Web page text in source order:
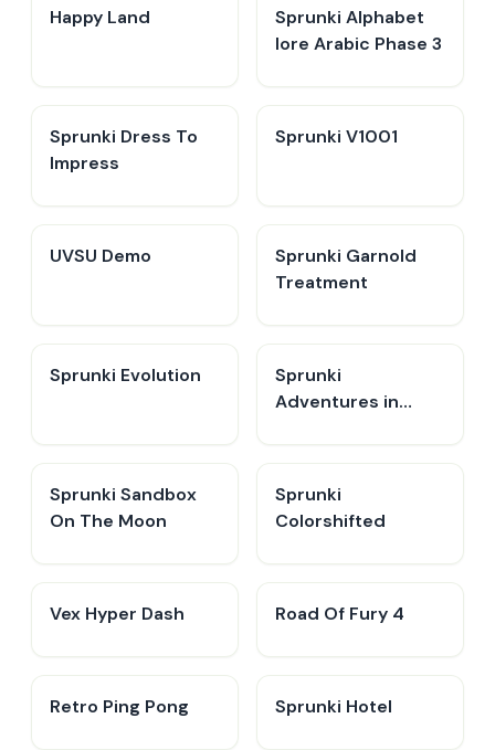
Happy Land
Sprunki Alphabet
lore Arabic Phase 3
Sprunki Dress To
Impress
Sprunki V1001
UVSU Demo
Sprunki Garnold
Treatment
Sprunki Evolution
Sprunki
Adventures in
Sprunki Sandbox
On The Moon
Sprunki
Colorshifted
Vex Hyper Dash Road Of Fury 4
Retro Ping Pong Sprunki Hotel